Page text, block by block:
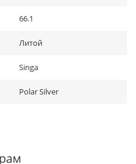
66.1
Литой
Singa
Polar Silver